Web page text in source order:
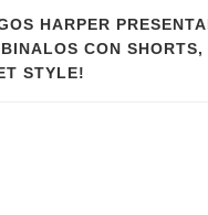
HARPER
CON
STYLE!